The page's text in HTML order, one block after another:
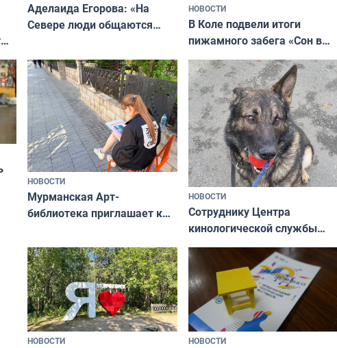
Аделаида Егорова: «На
Севере люди общаются
а потому что
ты им интересен»
НОВОСТИ
В Коле подвели итоги
пижамного забега «Сон в
Олимпийскую ночь»
НОВОСТИ
Мурманская Арт-
библиотека приглашает к
и фотографов
НОВОСТИ
Сотруднику Центра
кинологической службы
ищут новый дом
НОВОСТИ НОВОСТИ